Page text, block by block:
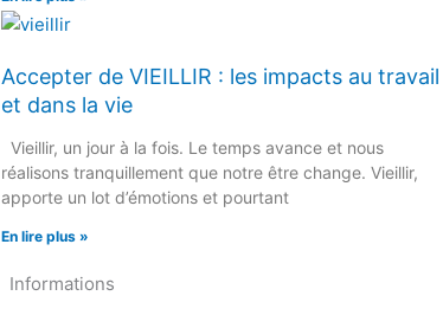
Accepter de VIEILLIR : les impacts au travail
et dans la vie
Vieillir, un jour à la fois. Le temps avance et nous
réalisons tranquillement que notre être change. Vieillir,
apporte un lot d’émotions et pourtant
En lire plus »
Informations